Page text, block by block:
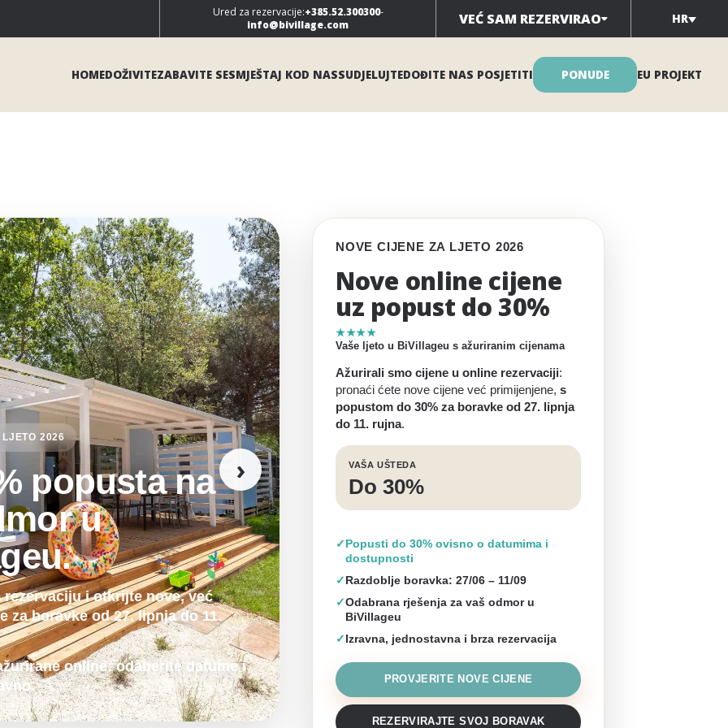
Ured za rezervacije:+385.52.300300-
info@bivillage.com
VEĆ SAM REZERVIRAO HR
HOMEDOŽIVITEZABAVITE SESMJEŠTAJ KOD NASSUDJELUJTEDOĐITE NAS POSJETITI PONUDE EU PROJEKT
LJETO 2026
popusta na
u
i otkrijte nove, već
za boravke od 27. lipnja do 11.
online: odaberite datume i
›
NOVE CIJENE ZA LJETO 2026
Nove online cijene
uz popust do 30%
★★★★
Vaše ljeto u BiVillageu s ažuriranim cijenama
Ažurirali smo cijene u online rezervaciji:
pronaći ćete nove cijene već primijenjene, s
popustom do 30% za boravke od 27. lipnja
do 11. rujna.
VAŠA UŠTEDA
Do 30%
✓Popusti do 30% ovisno o datumima i
dostupnosti
✓Razdoblje boravka: 27/06 – 11/09
✓Odabrana rješenja za vaš odmor u
BiVillageu
✓Izravna, jednostavna i brza rezervacija
PROVJERITE NOVE CIJENE
REZERVIRAJTE SVOJ BORAVAK